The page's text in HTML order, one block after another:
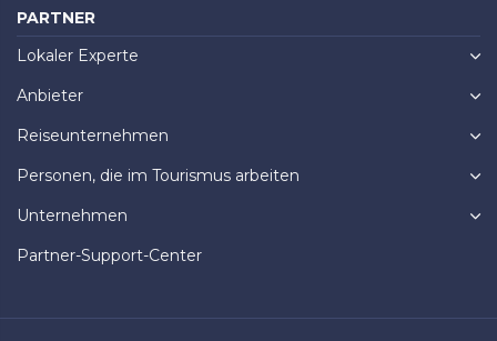
PARTNER
Lokaler Experte
Anbieter
Reiseunternehmen
Personen, die im Tourismus arbeiten
Unternehmen
Partner-Support-Center